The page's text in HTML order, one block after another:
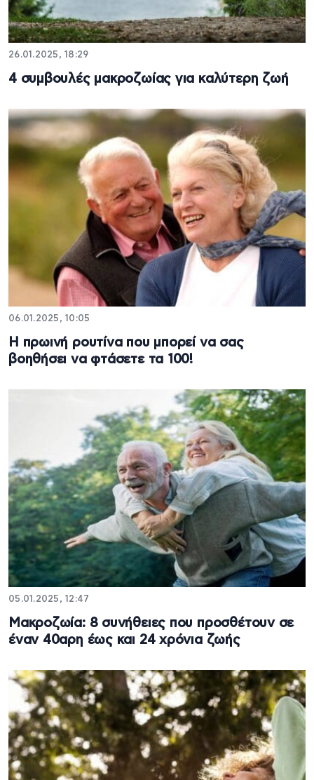
26.01.2025, 18:29
4 συμβουλές μακροζωίας για καλύτερη ζωή
06.01.2025, 10:05
Η πρωινή ρουτίνα που μπορεί να σας
βοηθήσει να φτάσετε τα 100!
05.01.2025, 12:47
Μακροζωία: 8 συνήθειες που προσθέτουν σε
έναν 40αρη έως και 24 χρόνια ζωής